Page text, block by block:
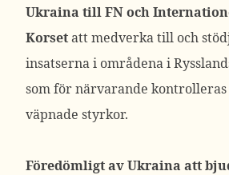
Ukraina till FN och
Korsetatt medverka till och
insatserna i områdena i
som för närvarande kontrolleras
väpnade styrkor.
Föredömligt av Ukraina att